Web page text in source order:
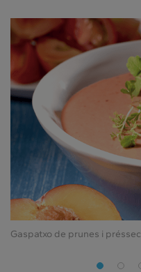
Gaspatxo de prunes i préssec